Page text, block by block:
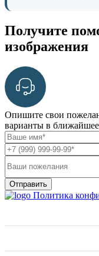
Получите
изображения
Опишите свои
варианты в
Отправить
Политика